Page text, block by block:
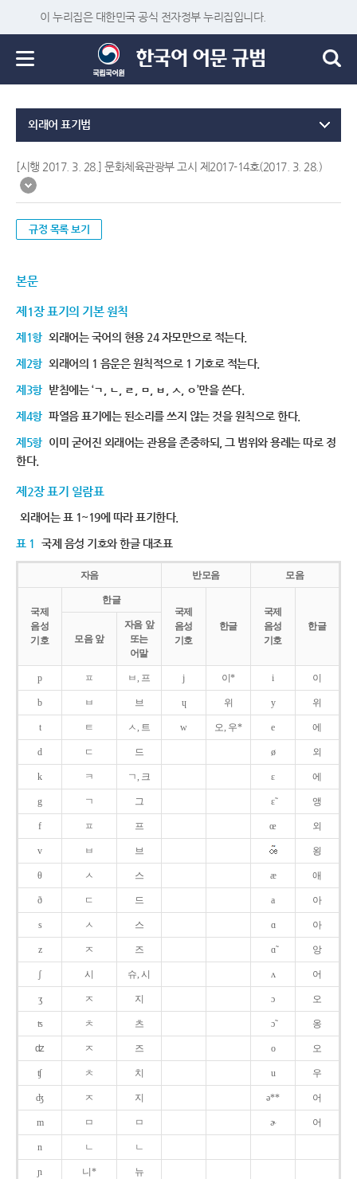
이 누리집은 대한민국 공식 전자정부 누리집입니다.
외래어 표기법
[시행 2017. 3. 28.] 문화체육관광부 고시 제2017-14호(2017. 3. 28.)
규정 목록 보기
본문
제1장 표기의 기본 원칙
제1항 외래어는 국어의 현용 24 자모만으로 적는다.
제2항 외래어의 1 음운은 원칙적으로 1 기호로 적는다.
제3항 받침에는 ‘ㄱ, ㄴ, ㄹ, ㅁ, ㅂ, ㅅ, ㅇ’만을 쓴다.
제4항 파열음 표기에는 된소리를 쓰지 않는 것을 원칙으로 한다.
제5항 이미 굳어진 외래어는 관용을 존중하되, 그 범위와 용례는 따로 정
한다.
제2장 표기 일람표
외래어는 표 1~19에 따라 표기한다.
표 1 국제 음성 기호와 한글 대조표
자음 반모음 모음
국제
음성
기호
한글
국제
음성
기호
한글
국제
음성
기호
한글
모음 앞
자음 앞
또는
어말
p ㅍ ㅂ, 프 j 이* i 이
b ㅂ 브 ɥ 위 y 위
t ㅌ ㅅ, 트 w 오, 우* e 에
d ㄷ 드 ø 외
k ㅋ ㄱ, 크 ɛ 에
g ㄱ 그 ɛ̃ 앵
f ㅍ 프 œ 외
v ㅂ 브 욍
θ ㅅ 스 æ 애
ð ㄷ 드 a 아
s ㅅ 스 ɑ 아
z ㅈ 즈 ɑ̃ 앙
ʃ 시 슈, 시 ʌ 어
ʒ ㅈ 지 ɔ 오
ʦ ㅊ 츠 ɔ̃ 옹
ʣ ㅈ 즈 o 오
ʧ ㅊ 치 u 우
ʤ ㅈ 지 ə** 어
m ㅁ ㅁ ɚ 어
n ㄴ ㄴ
ɲ 니* 뉴